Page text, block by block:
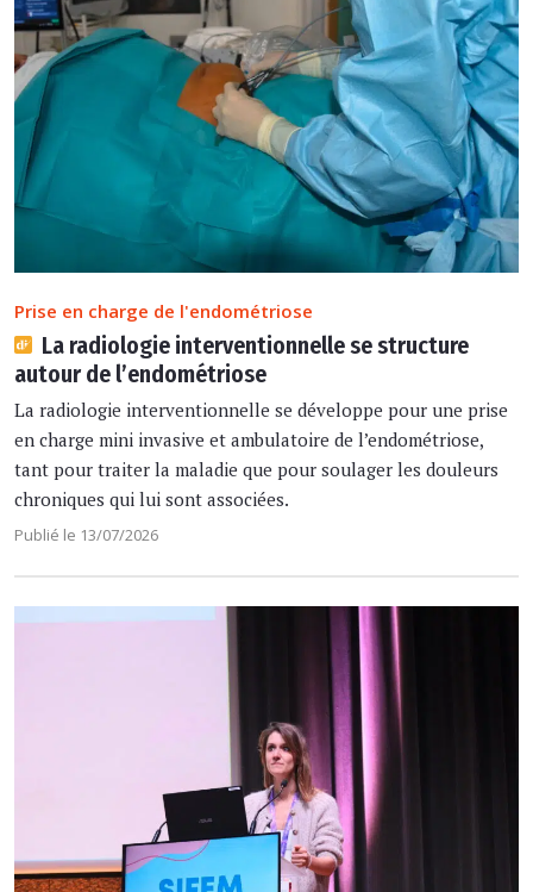
Prise en charge de l'endométriose
La radiologie interventionnelle se structure
autour de l’endométriose
La radiologie interventionnelle se développe pour une prise
en charge mini invasive et ambulatoire de l’endométriose,
tant pour traiter la maladie que pour soulager les douleurs
chroniques qui lui sont associées.
Publié le 13/07/2026